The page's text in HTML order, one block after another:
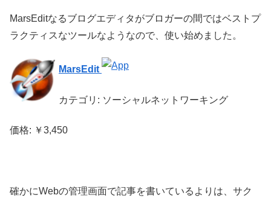
MarsEditなるブログエディタがブロガーの間ではベストプ
ラクティスなツールなようなので、使い始めました。
MarsEdit
カテゴリ: ソーシャルネットワーキング
価格: ￥3,450
確かにWebの管理画面で記事を書いているよりは、サク